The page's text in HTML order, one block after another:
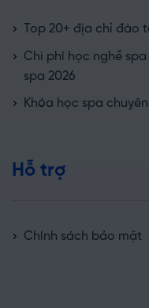
Top 20+ địa chỉ đào
Chi phí học nghề
spa 2026
Khóa học spa
Hỗ trợ
Chính sách bảo mật